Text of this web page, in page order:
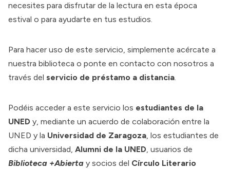
necesites para disfrutar de la lectura en esta época
estival o para ayudarte en tus estudios.
Para hacer uso de este servicio, simplemente acércate a
nuestra biblioteca o ponte en contacto con nosotros a
través del servicio de préstamo a distancia.
Podéis acceder a este servicio los estudiantes de la
UNED y, mediante un acuerdo de colaboración entre la
UNED y la Universidad de Zaragoza, los estudiantes de
dicha universidad, Alumni de la UNED, usuarios de
Biblioteca +Abierta y socios del Círculo Literario